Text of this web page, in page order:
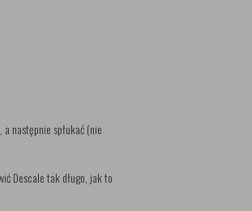
następnie spłukać (nie
Descale tak długo, jak to